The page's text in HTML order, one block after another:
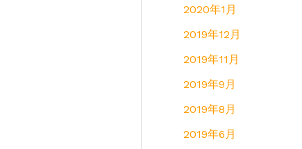
2020年1月
2019年12月
2019年11月
2019年9月
2019年8月
2019年6月